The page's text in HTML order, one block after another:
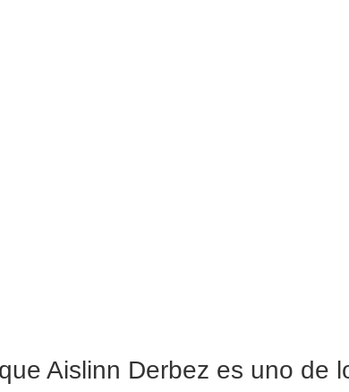
Aislinn Derbez es uno de